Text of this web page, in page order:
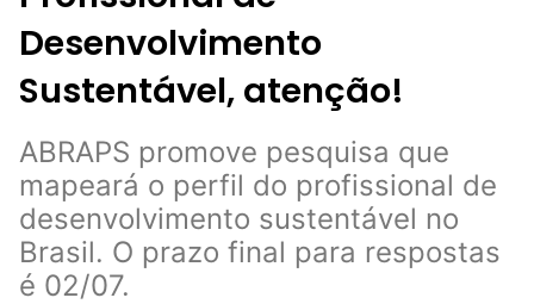
Desenvolvimento
Sustentável, atenção!
ABRAPS promove pesquisa que
mapeará o perfil do profissional de
desenvolvimento sustentável no
Brasil. O prazo final para respostas
é 02/07.